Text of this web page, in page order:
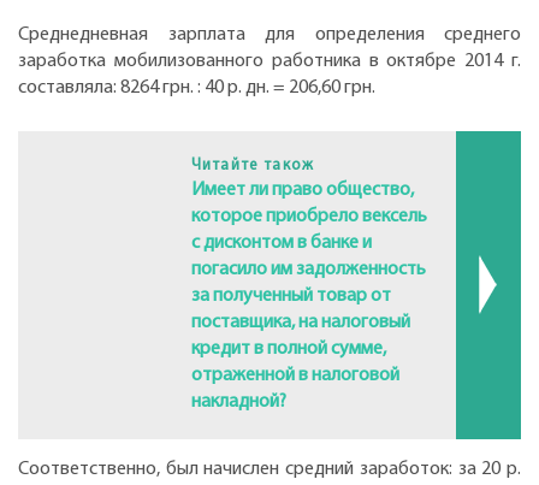
Среднедневная зарплата для определения среднего
заработка мобилизованного работника в октябре 2014 г.
составляла: 8264 грн. : 40 р. дн. = 206,60 грн.
Читайте також
Имеет ли право общество,
которое приобрело вексель
с дисконтом в банке и
погасило им задолженность
за полученный товар от
поставщика, на налоговый
кредит в полной сумме,
отраженной в налоговой
накладной?
Соответственно, был начислен средний заработок: за 20 р.